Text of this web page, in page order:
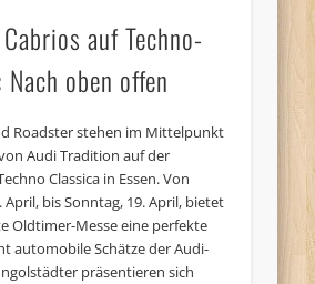
auf Techno-
oben offen
Roadster stehen im Mittelpunkt
Audi Tradition auf der
Classica in Essen. Von
bis Sonntag, 19. April, bietet
Oldtimer-Messe eine perfekte
automobile Schätze der Audi-
präsentieren sich